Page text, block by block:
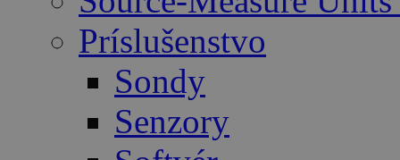
Príslušenstvo
Sondy
Senzory